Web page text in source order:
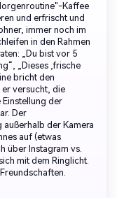
Kaffee
und erfrischt und
immer noch im
in den Rahmen
„Du bist vor 5
„Dieses ‚frische
bricht den
er versucht, die
Einstellung der
Der
der Kamera
auf (etwas
über Instagram vs.
mit dem Ringlicht.